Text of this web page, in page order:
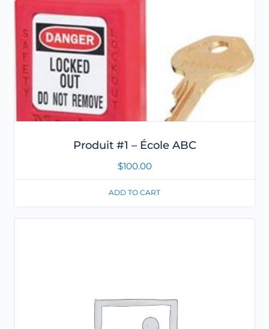
Produit #1 – École ABC
$100.00
ADD TO CART